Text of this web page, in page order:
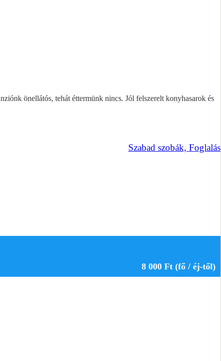
önellátós, tehát éttermünk nincs. Jól felszerelt konyhasarok és
Szabad szobák, Foglalás
8 000 Ft (fő / éj-től)